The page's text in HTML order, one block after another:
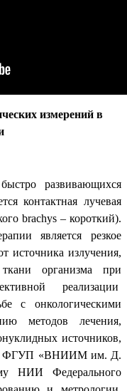
измерений в
развивающихся
контактная лучевая
brachys – короткий).
является резкое
источника излучения,
организма при
реализации
с онкологическими
методов лечения,
источников,
ФГУП «ВНИИМ им. Д.
НИИ Федерального